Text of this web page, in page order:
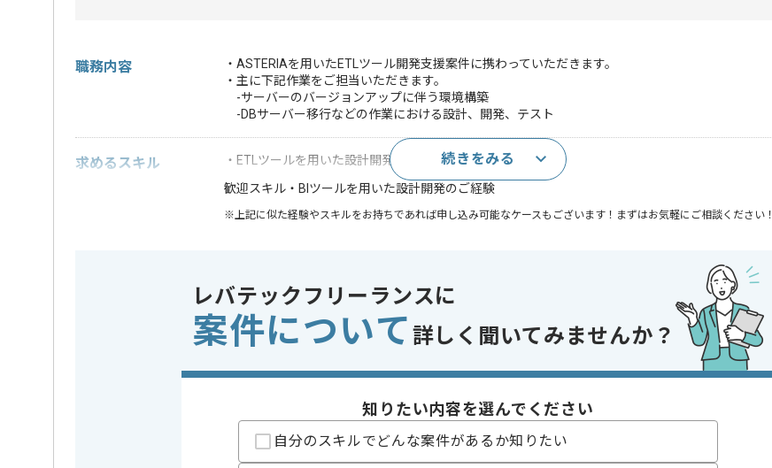
職務内容
・ASTERIAを用いたETLツール開発支援案件に携わっていただきます。
・主に下記作業をご担当いただきます。
-サーバーのバージョンアップに伴う環境構築
-DBサーバー移行などの作業における設計、開発、テスト
求めるスキル
・ETLツールを用いた設計開発のご経験
歓迎スキル ・BIツールを用いた設計開発のご経験
※上記に似た経験やスキルをお持ちであれば申し込み可能なケースもございます！まずはお気軽にご相談ください！
特徴
精算条件
有
支払いサイト
15日
続きをみる
レバテックフリーランスに
案件について 詳しく聞いてみませんか？
知りたい内容を選んでください
自分のスキルでどんな案件があるか知りたい